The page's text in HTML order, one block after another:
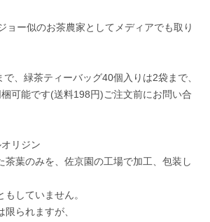
ョー似のお茶農家としてメディアでも取り
、緑茶ティーバッグ40個入りは2袋まで、
可能です(送料198円)ご注文前にお問い合
リジン
茶葉のみを、佐京園の工場で加工、包装し
していません。
られますが、